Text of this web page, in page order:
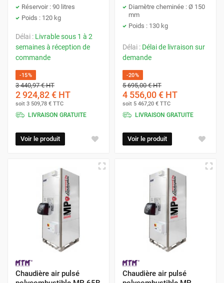
Réservoir : 90 litres
Poids : 120 kg
Délai : Livrable sous 1 à 2
semaines à réception de
commande
-15%
3 440,97 €HT
2 924,82 € HT
soit 3 509,78 € TTC
LIVRAISON GRATUITE
Voir le produit
Diamètre cheminée : Ø 150
mm
Poids : 130 kg
Délai : Délai de livraison sur
demande
-20%
5 695,00 €HT
4 556,00 € HT
soit 5 467,20 € TTC
LIVRAISON GRATUITE
Voir le produit
Chaudière air pulsé
Chaudière air pulsé